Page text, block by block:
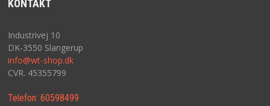
KONTAKT
Industrivej 10
DK-3550 Slangerup
info@wt-shop.dk
CVR. 45355799
Telefon: 60598499